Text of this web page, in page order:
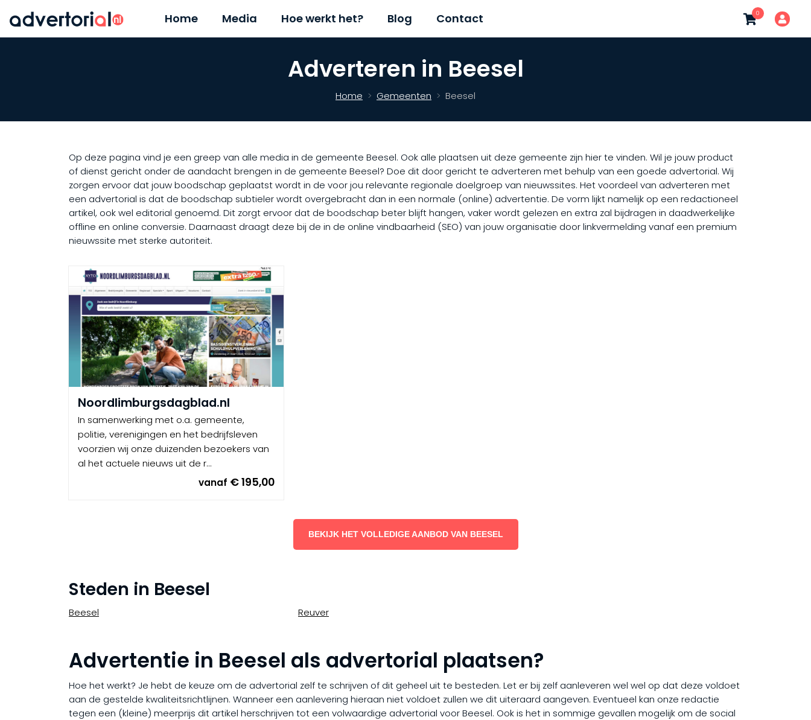
Home Media Hoe werkt het? Blog Contact 0
Adverteren in Beesel
Home Gemeenten Beesel
Op deze pagina vind je een greep van alle media in de gemeente Beesel. Ook alle plaatsen uit deze gemeente zijn hier te vinden. Wil je jouw product
of dienst gericht onder de aandacht brengen in de gemeente Beesel? Doe dit door gericht te adverteren met behulp van een goede advertorial. Wij
zorgen ervoor dat jouw boodschap geplaatst wordt in de voor jou relevante regionale doelgroep van nieuwssites. Het voordeel van adverteren met
een advertorial is dat de boodschap subtieler wordt overgebracht dan in een normale (online) advertentie. De vorm lijkt namelijk op een redactioneel
artikel, ook wel editorial genoemd. Dit zorgt ervoor dat de boodschap beter blijft hangen, vaker wordt gelezen en extra zal bijdragen in daadwerkelijke
offline en online conversie. Daarnaast draagt deze bij de in de online vindbaarheid (SEO) van jouw organisatie door linkvermelding vanaf een premium
nieuwssite met sterke autoriteit.​
Noordlimburgsdagblad.nl
In samenwerking met o.a. gemeente,
politie, verenigingen en het bedrijfsleven
voorzien wij onze duizenden bezoekers van
al het actuele nieuws uit de r...
vanaf € 195,00
BEKIJK HET VOLLEDIGE AANBOD VAN BEESEL
Steden in Beesel
Beesel Reuver
Advertentie in Beesel als advertorial plaatsen?
Hoe het werkt? Je hebt de keuze om de advertorial zelf te schrijven of dit geheel uit te besteden. Let er bij zelf aanleveren wel wel op dat deze voldoet
aan de gestelde kwaliteitsrichtlijnen. Wanneer een aanlevering hieraan niet voldoet zullen we dit uiteraard aangeven. Eventueel kan onze redactie
tegen een (kleine) meerprijs dit artikel herschrijven tot een volwaardige advertorial voor Beesel. Ook is het in sommige gevallen mogelijk om de social